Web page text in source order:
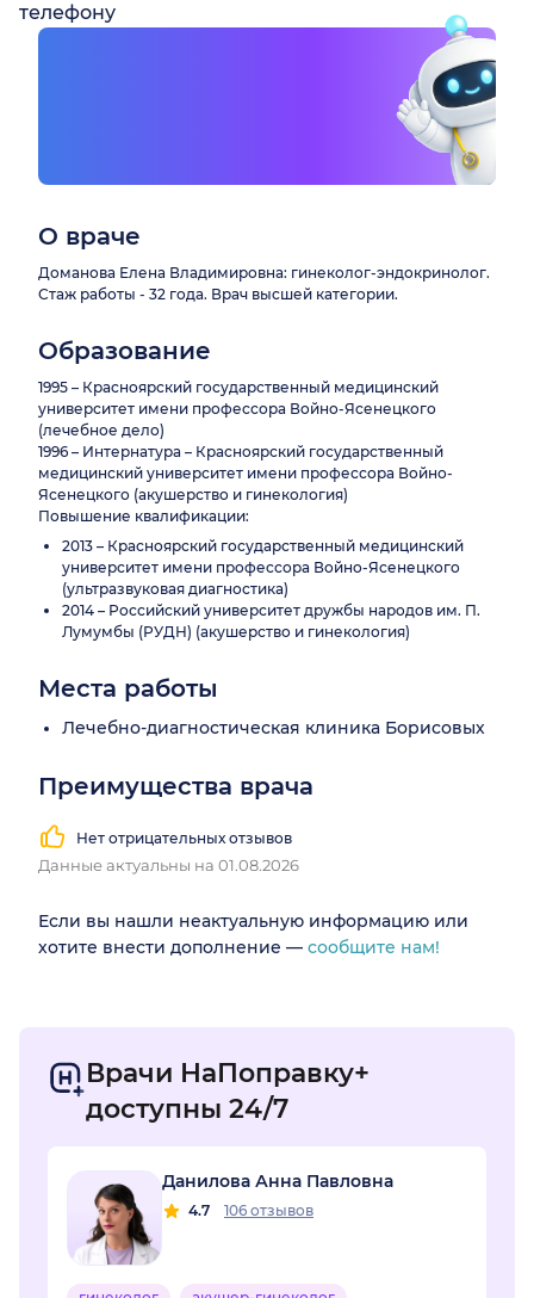
телефону
О враче
Доманова Елена Владимировна: гинеколог-эндокринолог.
Стаж работы - 32 года. Врач высшей категории.
Образование
1995 – Красноярский государственный медицинский
университет имени профессора Войно-Ясенецкого
(лечебное дело)
1996 – Интернатура – Красноярский государственный
медицинский университет имени профессора Войно-
Ясенецкого (акушерство и гинекология)
Повышение квалификации:
2013 – Красноярский государственный медицинский
университет имени профессора Войно-Ясенецкого
(ультразвуковая диагностика)
2014 – Российский университет дружбы народов им. П.
Лумумбы (РУДН) (акушерство и гинекология)
Места работы
Лечебно-диагностическая клиника Борисовых
Преимущества врача
Нет отрицательных отзывов
Данные актуальны на 01.08.2026
Если вы нашли неактуальную информацию или
хотите внести дополнение — сообщите нам!
Врачи НаПоправку+
доступны 24/7
Данилова Анна Павловна
4.7 106 отзывов